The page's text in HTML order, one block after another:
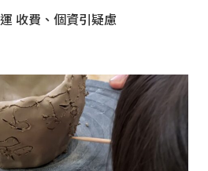
收費、個資引疑慮